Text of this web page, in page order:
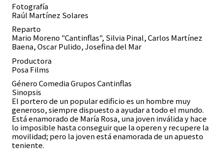
Fotografía
Raúl Martínez Solares
Reparto
Mario Moreno "Cantinflas", Silvia Pinal, Carlos Martínez
Baena, Oscar Pulido, Josefina del Mar
Productora
Posa Films
Género Comedia Grupos Cantinflas
Sinopsis
El portero de un popular edificio es un hombre muy
generoso, siempre dispuesto a ayudar a todo el mundo.
Está enamorado de María Rosa, una joven inválida y hace
lo imposible hasta conseguir que la operen y recupere la
movilidad; pero la joven está enamorada de un apuesto
teniente.